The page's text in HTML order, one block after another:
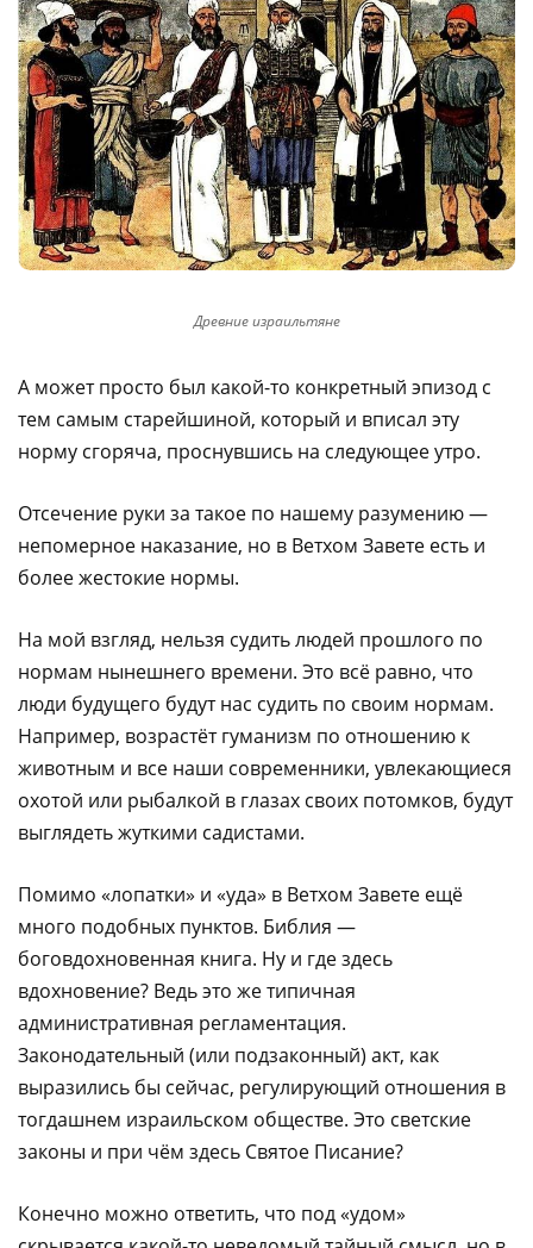
Древние израильтяне
А может просто был какой-то конкретный эпизод с
тем самым старейшиной, который и вписал эту
норму сгоряча, проснувшись на следующее утро.
Отсечение руки за такое по нашему разумению —
непомерное наказание, но в Ветхом Завете есть и
более жестокие нормы.
На мой взгляд, нельзя судить людей прошлого по
нормам нынешнего времени. Это всё равно, что
люди будущего будут нас судить по своим нормам.
Например, возрастёт гуманизм по отношению к
животным и все наши современники, увлекающиеся
охотой или рыбалкой в глазах своих потомков, будут
выглядеть жуткими садистами.
Помимо «лопатки» и «уда» в Ветхом Завете ещё
много подобных пунктов. Библия —
боговдохновенная книга. Ну и где здесь
вдохновение? Ведь это же типичная
административная регламентация.
Законодательный (или подзаконный) акт, как
выразились бы сейчас, регулирующий отношения в
тогдашнем израильском обществе. Это светские
законы и при чём здесь Святое Писание?
Конечно можно ответить, что под «удом»